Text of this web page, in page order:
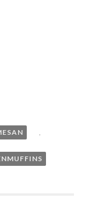
,